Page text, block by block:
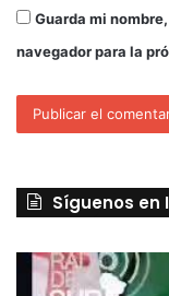
Guarda mi
navegador para la
Síguenos en